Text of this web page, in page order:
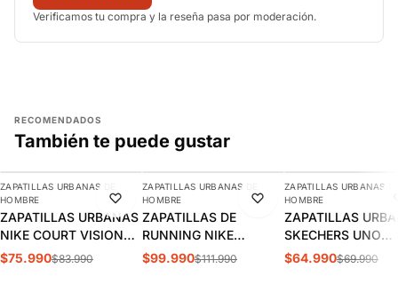
Verificamos tu compra y la reseña pasa por moderación.
RECOMENDADOS
También te puede gustar
-10%
AGREGAR
ZAPATILLAS URBANAS DE
HOMBRE
ZAPATILLAS URBANAS
NIKE COURT VISION
LOW HOMBRE |
$75.990$83.990
-11%
AGREGAR
ZAPATILLAS URBANAS DE
HOMBRE
ZAPATILLAS DE
RUNNING NIKE
INITIATOR HOMBRE |
$99.990$111.990
-7%
ZAPATILLAS URBANAS
HOMBRE
ZAPATILLAS
SKECHERS UNO
STAND HOMBRE |
$64.990$69.990